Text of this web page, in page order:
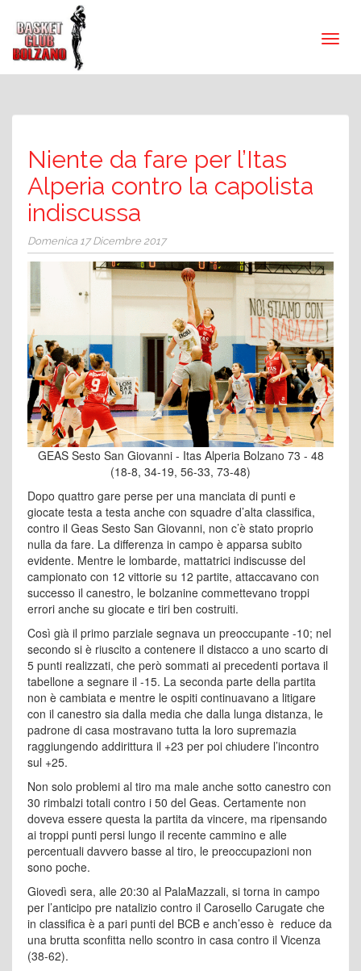
Niente da fare per l’Itas
Alperia contro la capolista
indiscussa
Domenica 17 Dicembre 2017
GEAS Sesto San Giovanni - Itas Alperia Bolzano 73 - 48
(18-8, 34-19, 56-33, 73-48)
Dopo quattro gare perse per una manciata di punti e
giocate testa a testa anche con squadre d’alta classifica,
contro il Geas Sesto San Giovanni, non c’è stato proprio
nulla da fare. La differenza in campo è apparsa subito
evidente. Mentre le lombarde, mattatrici indiscusse del
campionato con 12 vittorie su 12 partite, attaccavano con
successo il canestro, le bolzanine commettevano troppi
errori anche su giocate e tiri ben costruiti.
Così già il primo parziale segnava un preoccupante -10; nel
secondo si è riuscito a contenere il distacco a uno scarto di
5 punti realizzati, che però sommati ai precedenti portava il
tabellone a segnare il -15. La seconda parte della partita
non è cambiata e mentre le ospiti continuavano a litigare
con il canestro sia dalla media che dalla lunga distanza, le
padrone di casa mostravano tutta la loro supremazia
raggiungendo addirittura il +23 per poi chiudere l’incontro
sul +25.
Non solo problemi al tiro ma male anche sotto canestro con
30 rimbalzi totali contro i 50 del Geas. Certamente non
doveva essere questa la partita da vincere, ma ripensando
ai troppi punti persi lungo il recente cammino e alle
percentuali davvero basse al tiro, le preoccupazioni non
sono poche.
Giovedì sera, alle 20:30 al PalaMazzali, si torna in campo
per l’anticipo pre natalizio contro il Carosello Carugate che
in classifica è a pari punti del BCB e anch’esso è reduce da
una brutta sconfitta nello scontro in casa contro il Vicenza
(38-62).